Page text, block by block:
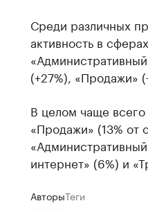
Среди различных
активность в
(+27%), «Продажи»
В целом чаще
«Продажи» (13% от
интернет» (6%) и
АвторыТеги